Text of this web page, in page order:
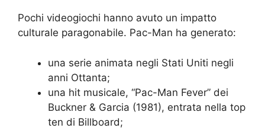
Pochi videogiochi hanno avuto un impatto
culturale paragonabile. Pac-Man ha generato:
una serie animata negli Stati Uniti negli
anni Ottanta;
una hit musicale, “Pac-Man Fever” dei
Buckner & Garcia (1981), entrata nella top
ten di Billboard;